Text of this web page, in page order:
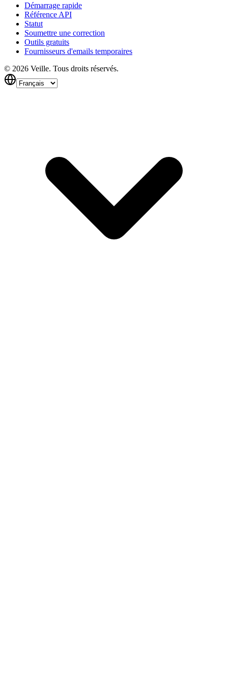
Démarrage rapide
Référence API
Statut
Soumettre une correction
Outils gratuits
Fournisseurs d'emails temporaires
© 2026 Veille. Tous droits réservés.